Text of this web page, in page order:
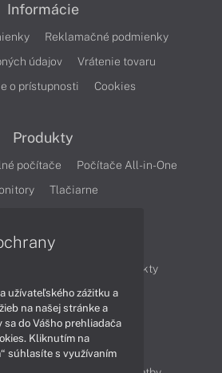
Informácie
Reklamačné podmienky
údajov
Vrátenie tovaru
o prístupnosti
Cookies
Produkty
počítače
Počítače All-in-One
Tlačiarne
Články
Produkty
Videá
Obsah
užívateľského zážitku a
na našej stránke a
do Vášho prehliadača
Kliknutím na
súhlasíte s využívaním